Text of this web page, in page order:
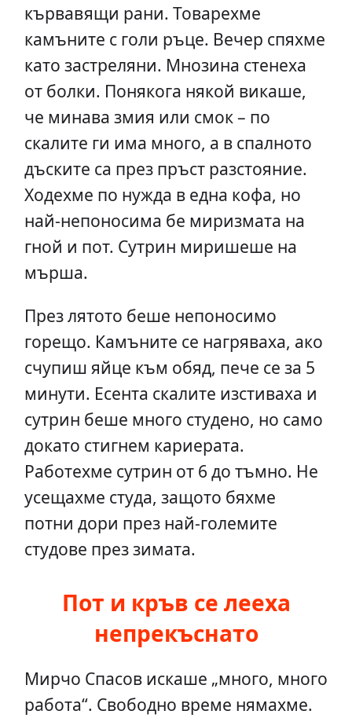
кървавящи рани. Товарехме
камъните с голи ръце. Вечер спяхме
като застреляни. Мнозина стенеха
от болки. Понякога някой викаше,
че минава змия или смок – по
скалите ги има много, а в спалното
дъските са през пръст разстояние.
Ходехме по нужда в една кофа, но
най-непоносима бе миризмата на
гной и пот. Сутрин миришеше на
мърша.
През лятото беше непоносимо
горещо. Камъните се нагряваха, ако
счупиш яйце към обяд, пече се за 5
минути. Есента скалите изстиваха и
сутрин беше много студено, но само
докато стигнем кариерата.
Работехме сутрин от 6 до тъмно. Не
усещахме студа, защото бяхме
потни дори през най-големите
студове през зимата.
Пот и кръв се лееха
непрекъснато
Мирчо Спасов искаше „много, много
работа“. Свободно време нямахме.